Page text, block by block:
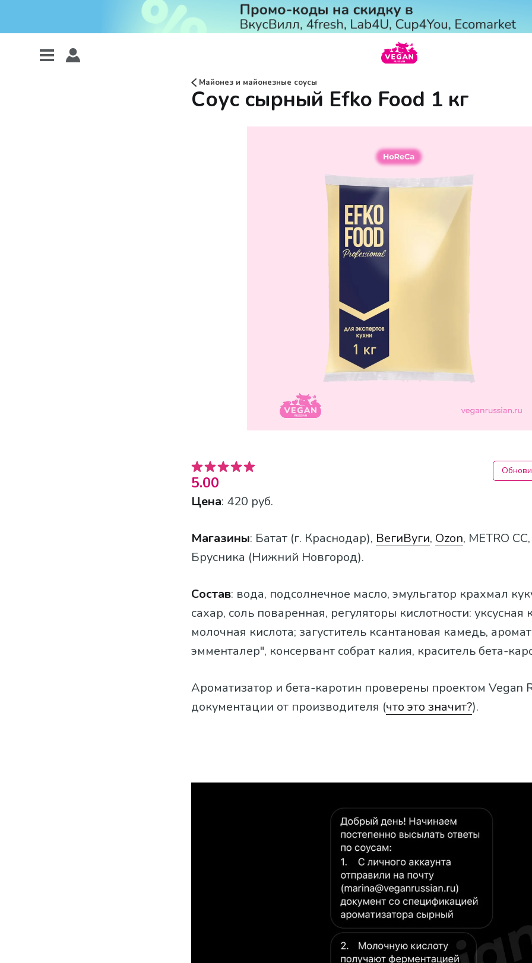
Майонез и майонезные соусы
Соус сырный Efko Food 1 кг
5.00
Цена: 420 руб.
Магазины: Батат (г. Краснодар), ВегиВуги, Ozon, METRO CC,
Брусника (Нижний Новгород).
Состав: вода, подсолнечное масло, эмульгатор крахмал
сахар, соль поваренная, регуляторы кислотности: уксусная
молочная кислота; загуститель ксантановая камедь,
эмменталер", консервант собрат калия, краситель бета-
Ароматизатор и бета-каротин проверены проектом Vegan
документации от производителя (что это значит?).